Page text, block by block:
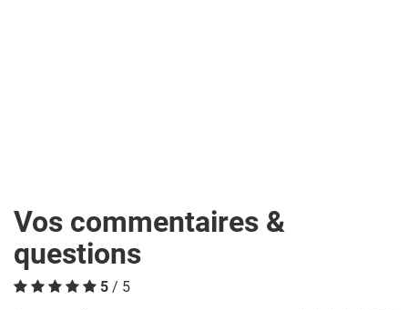
Vos commentaires &
questions
5 / 5